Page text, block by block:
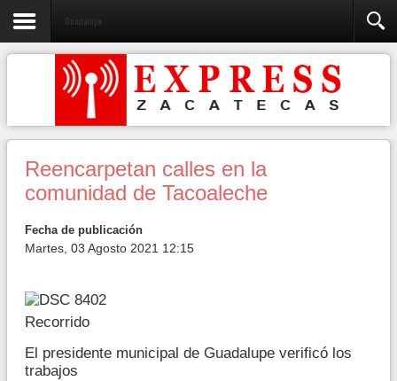
Guadalupe
Reencarpetan calles en la
comunidad de Tacoaleche
Fecha de publicación
Martes, 03 Agosto 2021 12:15
Recorrido
El presidente municipal de Guadalupe verificó los
trabajos